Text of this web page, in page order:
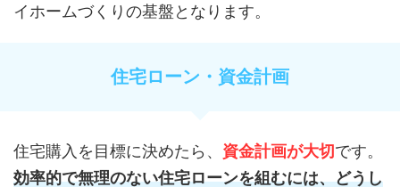
イホームづくりの基盤となります。
住宅ローン・資金計画
住宅購入を目標に決めたら、 資金計画が大切です。
効率的で無理のない住宅ローンを組むには、どうし